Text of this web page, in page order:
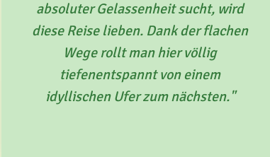
absoluter Gelassenheit sucht, wird
diese Reise lieben. Dank der flachen
Wege rollt man hier völlig
tiefenentspannt von einem
idyllischen Ufer zum nächsten."